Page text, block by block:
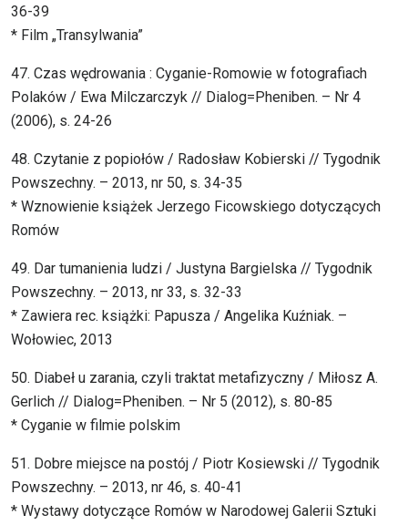
36-39
* Film „Transylwania”
47. Czas wędrowania : Cyganie-Romowie w fotografiach
Polaków / Ewa Milczarczyk // Dialog=Pheniben. – Nr 4
(2006), s. 24-26
48. Czytanie z popiołów / Radosław Kobierski // Tygodnik
Powszechny. – 2013, nr 50, s. 34-35
* Wznowienie książek Jerzego Ficowskiego dotyczących
Romów
49. Dar tumanienia ludzi / Justyna Bargielska // Tygodnik
Powszechny. – 2013, nr 33, s. 32-33
* Zawiera rec. książki: Papusza / Angelika Kuźniak. –
Wołowiec, 2013
50. Diabeł u zarania, czyli traktat metafizyczny / Miłosz A.
Gerlich // Dialog=Pheniben. – Nr 5 (2012), s. 80-85
* Cyganie w filmie polskim
51. Dobre miejsce na postój / Piotr Kosiewski // Tygodnik
Powszechny. – 2013, nr 46, s. 40-41
* Wystawy dotyczące Romów w Narodowej Galerii Sztuki